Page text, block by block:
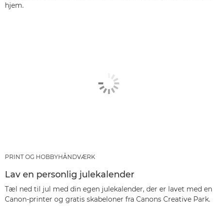
hjem.
PRINT OG HOBBYHÅNDVÆRK
Lav en personlig julekalender
Tæl ned til jul med din egen julekalender, der er lavet med en
Canon-printer og gratis skabeloner fra Canons Creative Park.